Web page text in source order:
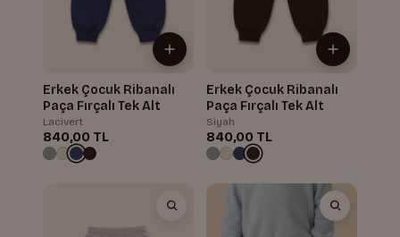
Erkek Çocuk Ribanalı
Paça Fırçalı Tek Alt
Lacivert
840,00 TL
Erkek Çocuk Ribanalı
Paça Fırçalı Tek Alt
Siyah
840,00 TL